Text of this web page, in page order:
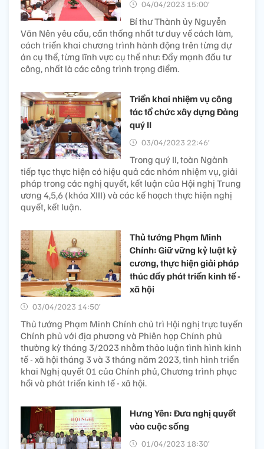
04/04/2023 15:00’
Bí thư Thành ủy Nguyễn
Văn Nên yêu cầu, cần thống nhất tư duy về cách làm,
cách triển khai chương trình hành động trên từng dự
án cụ thể, từng lĩnh vực cụ thể như: Đẩy mạnh đầu tư
công, nhất là các công trình trọng điểm.
Triển khai nhiệm vụ công
tác tổ chức xây dựng Đảng
quý II
03/04/2023 22:46’
Trong quý II, toàn Ngành
tiếp tục thực hiện có hiệu quả các nhóm nhiệm vụ, giải
pháp trong các nghị quyết, kết luận của Hội nghị Trung
ương 4,5,6 (khóa XIII) và các kế hoạch thực hiện nghị
quyết, kết luận.
Thủ tướng Phạm Minh
Chính: Giữ vững kỷ luật kỷ
cương, thực hiện giải pháp
thúc đẩy phát triển kinh tế -
xã hội
03/04/2023 14:50’
Thủ tướng Phạm Minh Chính chủ trì Hội nghị trực tuyến
Chính phủ với địa phương và Phiên họp Chính phủ
thường kỳ tháng 3/2023 nhằm thảo luận tình hình kinh
tế - xã hội tháng 3 và 3 tháng năm 2023, tình hình triển
khai Nghị quyết 01 của Chính phủ, Chương trình phục
hồi và phát triển kinh tế - xã hội.
Hưng Yên: Đưa nghị quyết
vào cuộc sống
01/04/2023 18:30’